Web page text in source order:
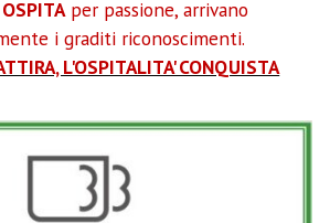
OSPITAper passione, arrivano
i graditi riconoscimenti.
L'OSPITALITA' CONQUISTA